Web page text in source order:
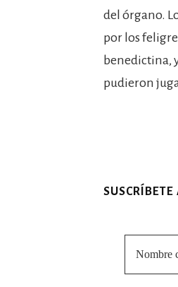
del órgano.
por los
benedictina,
pudieron